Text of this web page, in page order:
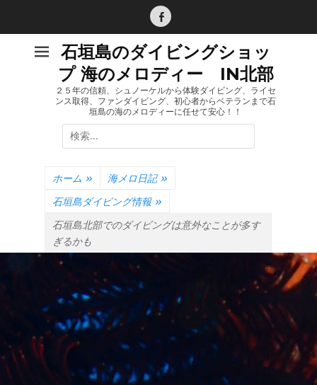
Facebook
石垣島のダイビングショッ
プ 海のメロディー IN北部
２５年の信頼、シュノーケルから体験ダイビング、ライセ
ンス取得、ファンダイビング、初心者からベテランまで石
垣島の海のメロディーに任せて安心！！
検
索:
ホーム » 海メロ日記 »
石垣島ダイビング情報 »
石垣島北部でのダイビングは意外なことが多す
ぎるかも